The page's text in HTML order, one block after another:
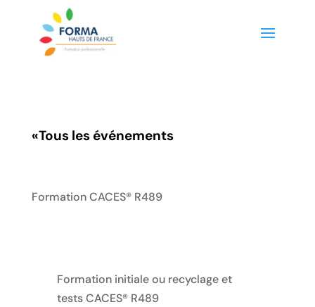
«Tous les événements
Formation CACES® R489
Formation initiale ou recyclage et
tests CACES® R489